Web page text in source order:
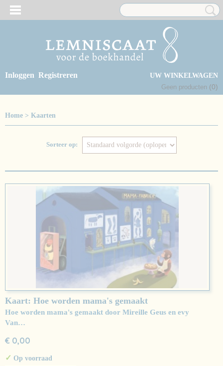
Inloggen Registreren
UW WINKELWAGEN
Geen producten (0)
Home > Kaarten
Sorteer op:
Kaart: Hoe worden mama's gemaakt
Hoe worden mama's gemaakt door Mireille Geus en evy
Van…
€ 0,00
✓ Op voorraad